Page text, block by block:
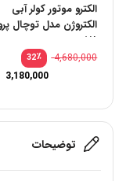
الکترو موتور کولر آبی
۱/۸
٪32 4,680,000
3,180,000
توضیحات